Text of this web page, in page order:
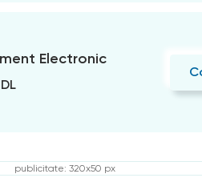
Electronic
publicitate: 320x50 px